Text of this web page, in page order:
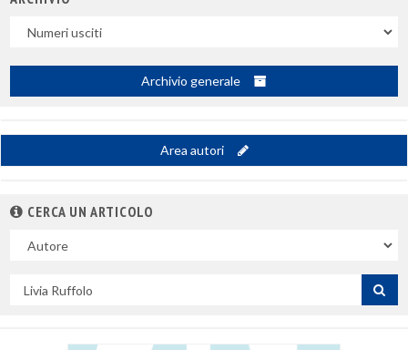
Archivio generale
Area autori
CERCA UN ARTICOLO
campo
per